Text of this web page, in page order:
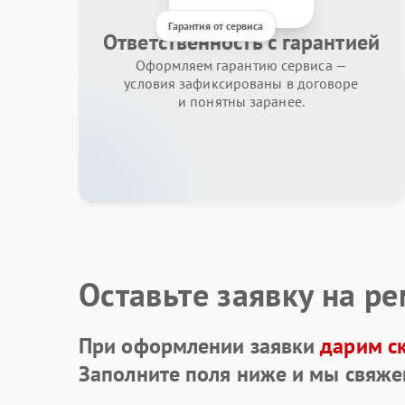
Гарантия от сервиса
Ответственность с гарантией
Оформляем гарантию сервиса —
условия зафиксированы в договоре
и понятны заранее.
Оставьте заявку на
При оформлении заявкидарим
Заполните поля ниже и мы